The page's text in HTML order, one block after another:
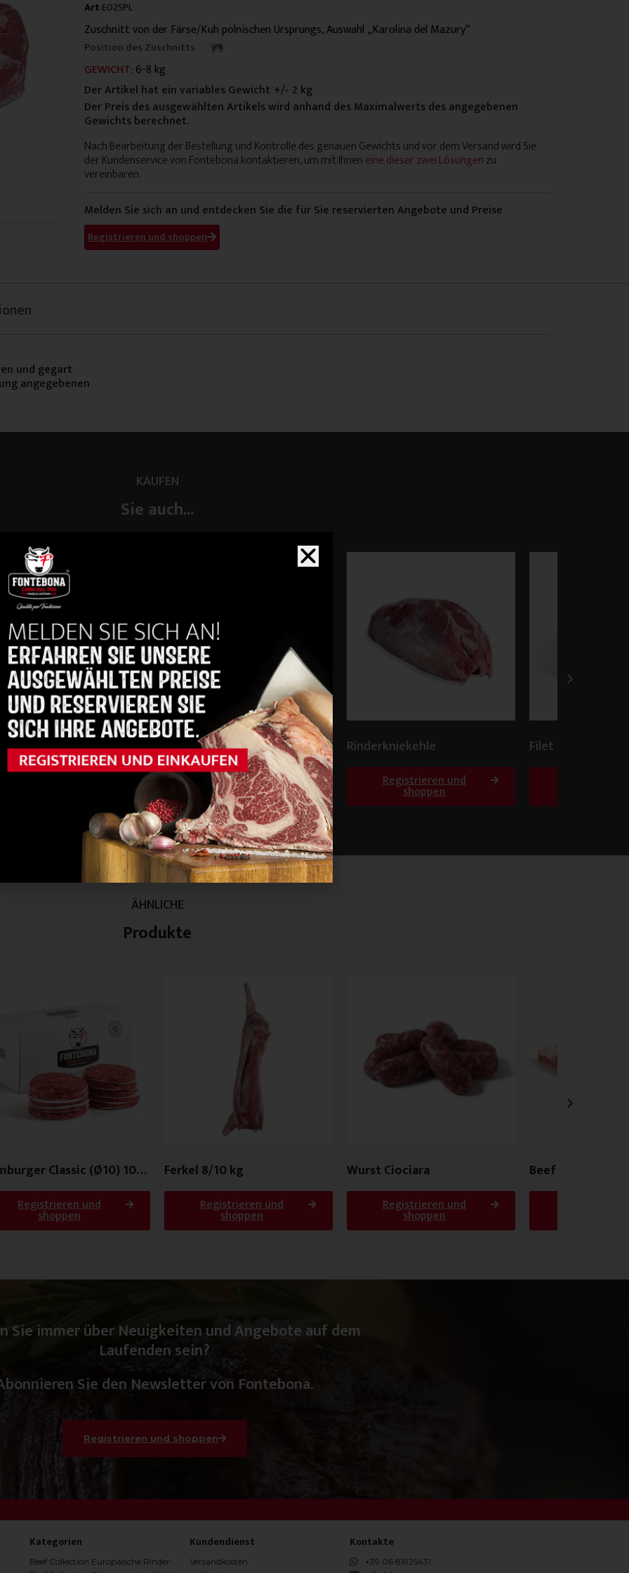
Art E025PL
Zuschnitt von der Färse/Kuh polnischen Ursprungs, Auswahl „Karolina del Mazury“
Position des Zuschnitts
GEWICHT:6-8 kg
Der Artikel hat ein variables Gewicht +/- 2 kg
Der Preis des ausgewählten Artikels wird anhand des Maximalwerts des angegebenen
Gewichts berechnet.
Nach Bearbeitung der Bestellung und Kontrolle des genauen Gewichts und vor dem Versand wird Sie
der Kundenservice von Fontebona kontaktieren, um mit Ihneneine dieser zwei Lösungenzu
vereinbaren.
Melden Sie sich an und entdecken Sie die für Sie reservierten Angebote und Preise
Registrieren und shoppen
und gegart
angegebenen
KAUFEN
Sie auch...
am Stück Filet 2,5+ Deutschland
Registrieren und
shoppen
Rinderkniekehle
Registrieren und
shoppen
Filet 3,5+ Polen
ÄHNLICHE
Produkte
Classic (Ø10) 100
Registrieren und
shoppen
Ferkel 8/10 kg
Registrieren und
shoppen
Wurst Ciociara
Registrieren und
shoppen
Beef Ribs/Asado
Sie immer über Neuigkeiten und Angebote auf dem
Laufenden sein?
Sie den Newsletter von Fontebona.
Registrieren und shoppen
Kategorien
Beef Collection Europäische Rinder
Kundendienst
Versandkosten
Kontakte
+39 06 81925431